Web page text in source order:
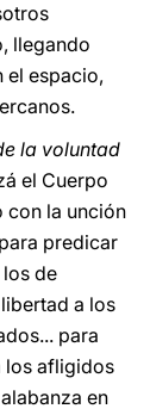
llegando
el espacio,
la voluntad
el Cuerpo
con la unción
predicar
de
a los
para
los afligidos
en